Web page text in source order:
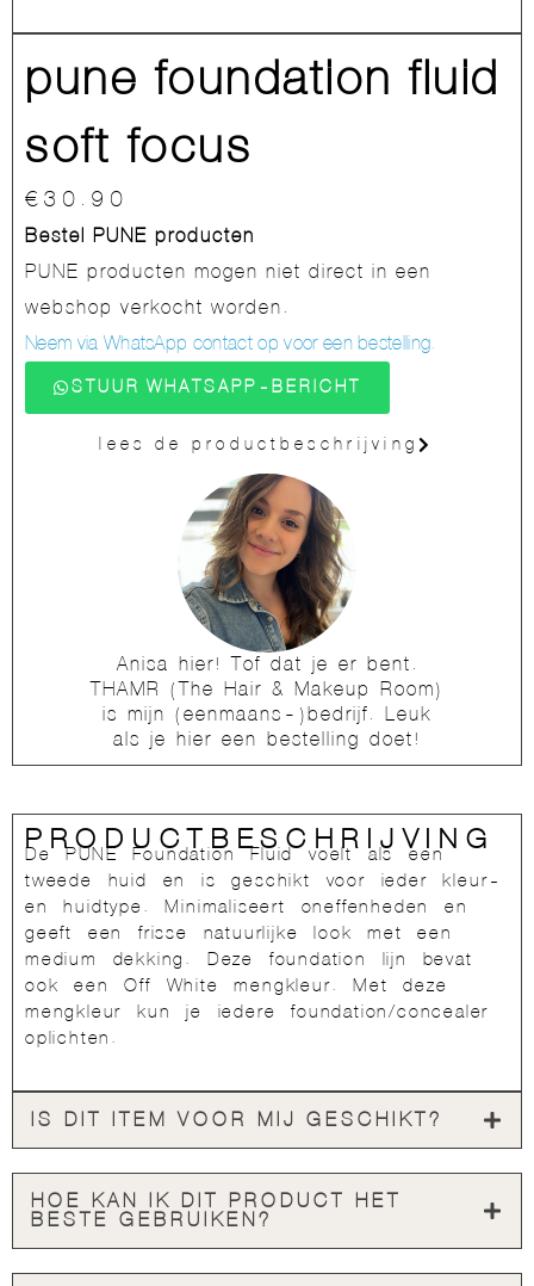
pune foundation fluid
soft focus
€ 30.90
Bestel PUNE producten
PUNE producten mogen niet direct in een
webshop verkocht worden.
Neem via WhatsApp contact op voor een bestelling.
STUUR WHATSAPP-BERICHT
lees de productbeschrijving
Anisa hier! Tof dat je er bent.
THAMR (The Hair & Makeup Room)
is mijn (eenmaans-)bedrijf. Leuk
als je hier een bestelling doet!
PRODUCTBESCHRIJVING
De PUNE Foundation Fluid voelt als een
tweede huid en is geschikt voor ieder kleur-
en huidtype. Minimaliseert oneffenheden en
geeft een frisse natuurlijke look met een
medium dekking. Deze foundation lijn bevat
ook een Off White mengkleur. Met deze
mengkleur kun je iedere foundation/concealer
oplichten.
IS DIT ITEM VOOR MIJ GESCHIKT?
HOE KAN IK DIT PRODUCT HET
BESTE GEBRUIKEN?